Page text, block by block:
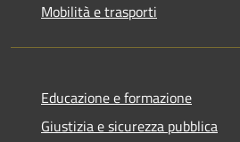
Mobilità e trasporti
Educazione e formazione
Giustizia e sicurezza pubblica